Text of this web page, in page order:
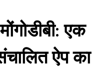
एक
ऐप का